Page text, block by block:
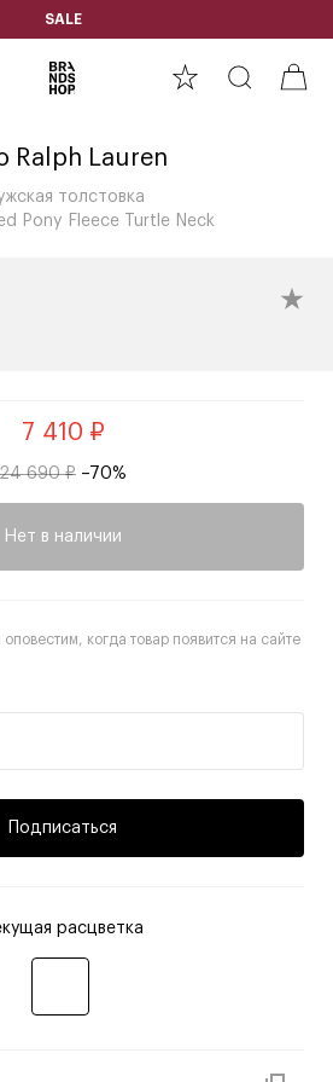
SALE
Ralph Lauren
толстовка
Pony Fleece Turtle Neck
7 410 ₽
24 690 ₽ –70%
Нет в наличии
когда товар появится на сайте
Подписаться
расцветка